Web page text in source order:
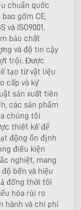
chuẩn quốc
bao gồm CE,
và ISO9001,
bảo chất
và độ tin cậy
trội. Được
tạo từ vật liệu
cấp và kỹ
sản xuất tiên
các sản phẩm
chúng tôi
thiết kế để
động ổn định
điều kiện
nghiệt, mang
độ bền và hiệu
đồng thời tối
hóa rủi ro
hành và chi phí